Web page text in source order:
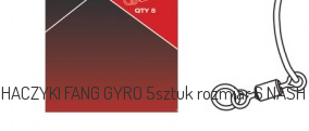
HACZYKI FANG GYRO 5sztuk rozmiar 6 NASH